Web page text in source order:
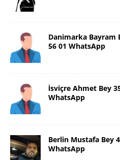
Danimarka Bayram
56 01 WhatsApp
İsviçre Ahmet Bey
WhatsApp
Berlin Mustafa Bey
WhatsApp